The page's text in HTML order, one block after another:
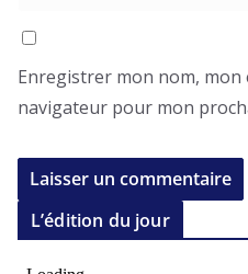
Enregistrer mon nom, mon
navigateur pour mon
L’édition du jour